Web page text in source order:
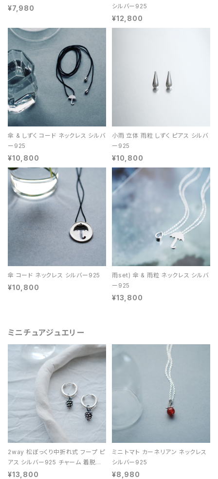
¥7,980
シルバー925
¥12,800
傘 & しずく コード ネックレス シルバ
ー925
¥10,800
小雨 立体 雨粒 しずく ピアス シルバ
ー925
¥10,800
傘 コード ネックレス シルバー925
¥10,800
雨set) 傘 & 雨粒 ネックレス シルバ
ー925
¥13,800
ミニチュアジュエリー
2way 松ぼっくり中折れ式 フープ ピ
アス シルバー925 チャーム 着脱可
能 レディース ユニセックス
¥13,800
ミニ トマト カーネリアン ネックレス
シルバー925
¥8,980